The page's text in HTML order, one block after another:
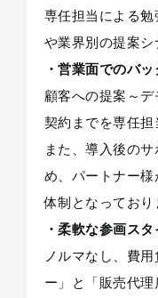
専任担当による
や業界別の提案シ
・営業面でのバ
顧客への提案～
契約までを専任担
また、導入後の
め、パートナー
体制となっており
・柔軟な参画ス
ノルマなし、費
ー」と「販売代